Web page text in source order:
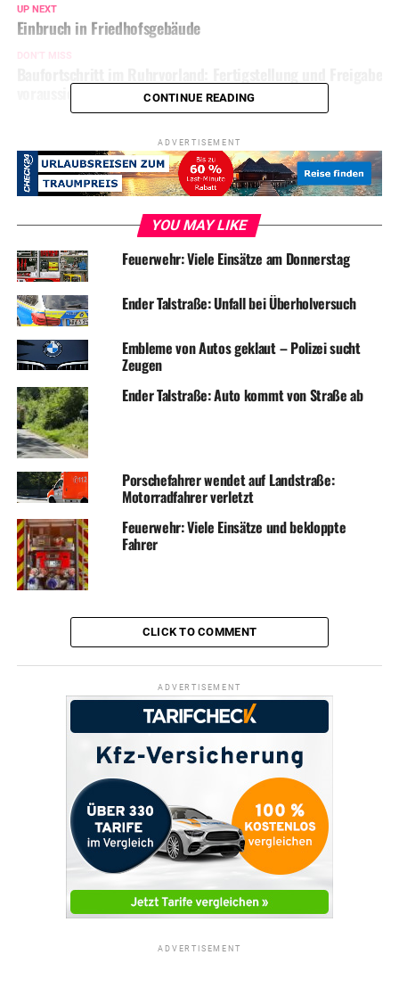
UP NEXT
Einbruch in Friedhofsgebäude
DON'T MISS
voraussichtlich im AprilCONTINUE READING
ADVERTISEMENT
YOU MAY LIKE
Feuerwehr: Viele Einsätze am Donnerstag
Ender Talstraße: Unfall bei Überholversuch
Embleme von Autos geklaut – Polizei sucht
Zeugen
Ender Talstraße: Auto kommt von Straße ab
Porschefahrer wendet auf Landstraße:
Motorradfahrer verletzt
Feuerwehr: Viele Einsätze und bekloppte
Fahrer
CLICK TO COMMENT
ADVERTISEMENT
ADVERTISEMENT